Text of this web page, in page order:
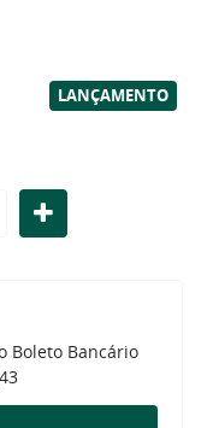
LANÇAMENTO
Boleto Bancário